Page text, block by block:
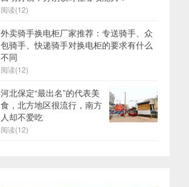
阅读(12)
外卖骑手换电柜厂家推荐：专送骑手、众
包骑手、快递骑手对换电柜的要求有什么
不同
阅读(12)
河北保定“最出名”的代表美
食，北方地区很流行，南方
人却不爱吃
阅读(12)